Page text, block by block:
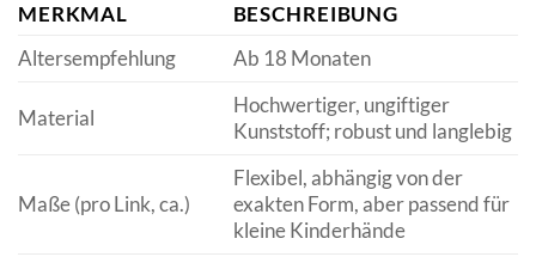
MERKMAL
BESCHREIBUNG
Altersempfehlung
Ab 18 Monaten
Material
Hochwertiger, ungiftiger
Kunststoff; robust und langlebig
Maße (pro Link, ca.)
Flexibel, abhängig von der
exakten Form, aber passend für
kleine Kinderhände